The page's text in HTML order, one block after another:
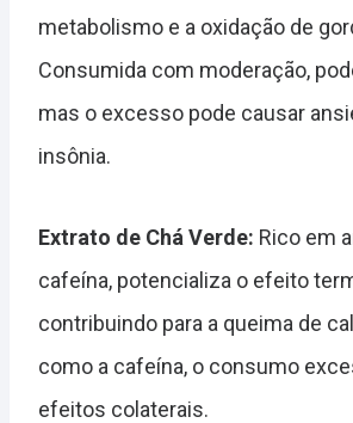
metabolismo e a oxidação de
Consumida com moderação,
mas o excesso pode causar
insônia.
Extrato de Chá Verde: Rico em
cafeína, potencializa o efeito
contribuindo para a queima de
como a cafeína, o consumo
efeitos colaterais.